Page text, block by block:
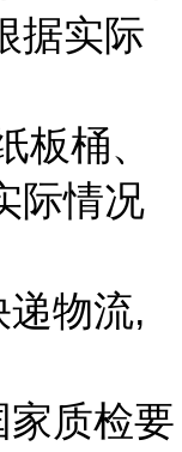
据实际
板桶、
际情况
递物流,
家质检要